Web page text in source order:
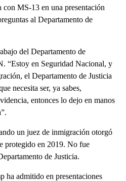
MS-13 en una presentación
al Departamento de
del Departamento de
“Estoy en Seguridad Nacional, y
el Departamento de Justicia
necesita ser, ya sabes,
entonces lo dejo en manos
un juez de inmigración otorgó
protegido en 2019. No fue
de Justicia.
ha admitido en presentaciones